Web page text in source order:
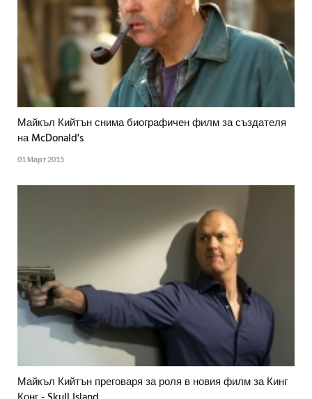
Майкъл Кийтън снима биографичен филм за създателя
на McDonald's
01 Март 2015
Майкъл Кийтън преговаря за роля в новия филм за Кинг